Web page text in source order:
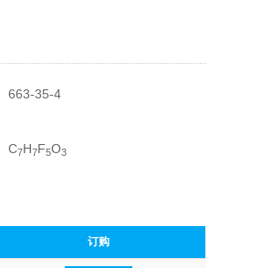
663-35-4
C7H7F5O3
订购